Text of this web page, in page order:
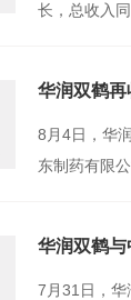
长，总收入
华润双鹤
8月4日，华
东制药有限
华润双鹤
7月31日，华